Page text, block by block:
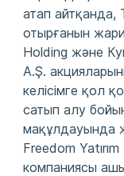
атап айтқанда,
отырғанын
Holding және
A.Ş.
келісімге қол
сатып алу
мақұлдауында
Freedom
компаниясы